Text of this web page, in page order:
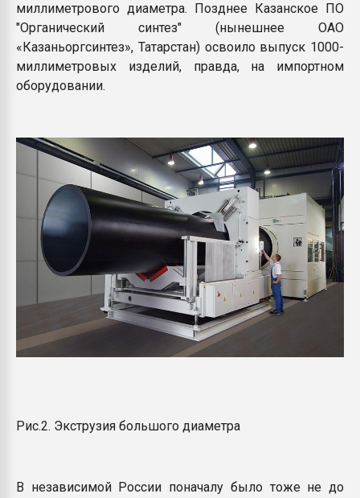
миллиметрового диаметра. Позднее Казанское ПО
"Органический синтез" (нынешнее ОАО
«Казаньоргсинтез», Татарстан) освоило выпуск 1000-
миллиметровых изделий, правда, на импортном
оборудовании.
Рис.2. Экструзия большого диаметра
В независимой России поначалу было тоже не до